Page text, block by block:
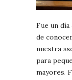
Fue un
de
nuestra
para
mayores.